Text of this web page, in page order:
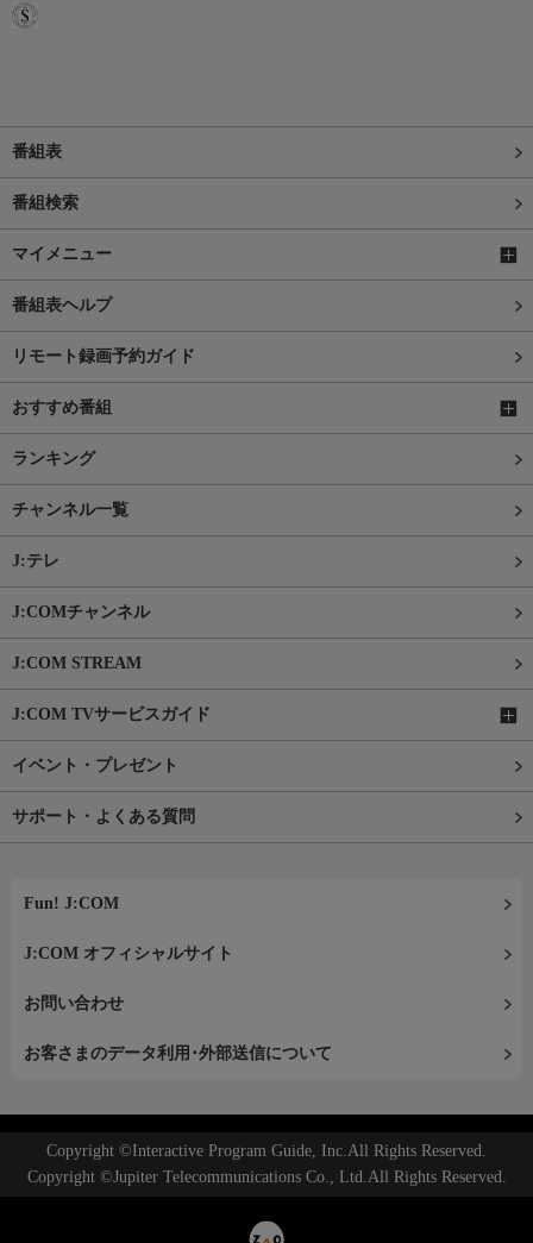
番組表
番組検索
マイメニュー
番組表ヘルプ
リモート録画予約ガイド
おすすめ番組
ランキング
チャンネル一覧
J:テレ
J:COMチャンネル
J:COM STREAM
J:COM TVサービスガイド
イベント・プレゼント
サポート・よくある質問
Fun! J:COM
J:COM オフィシャルサイト
お問い合わせ
お客さまのデータ利用･外部送信について
Copyright ©Interactive Program Guide, Inc.All Rights Reserved.
Copyright ©Jupiter Telecommunications Co., Ltd.All Rights Reserved.